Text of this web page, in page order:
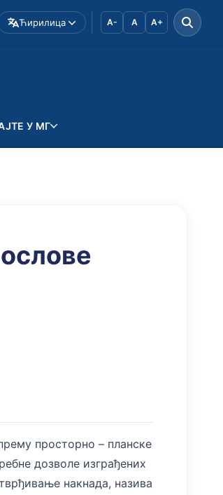
Ћирилица A- A A+
У МГ
просторно – планске
дозволе изграђених
накнада, назива